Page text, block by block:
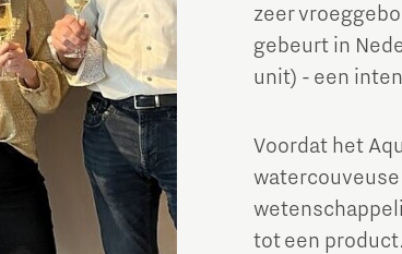
zeer
gebeurt in
unit) - een
Voordat het
watercouveuse
tot een